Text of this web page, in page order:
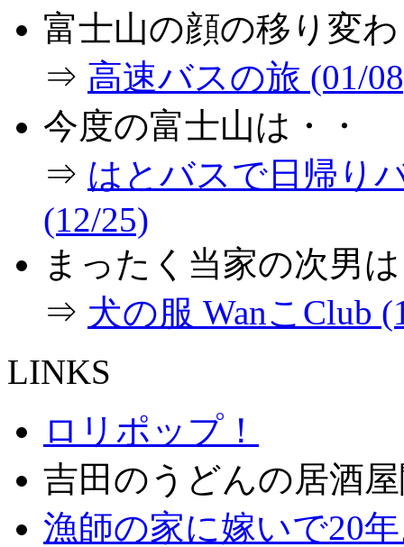
富士山の顔の移り変
⇒ 高速バスの旅 (01/
今度の富士山は・・
⇒ はとバスで日帰り
(12/25)
まったく当家の次男
⇒ 犬の服 WanこClub
LINKS
ロリポップ！
吉田のうどんの居酒
漁師の家に嫁いで20